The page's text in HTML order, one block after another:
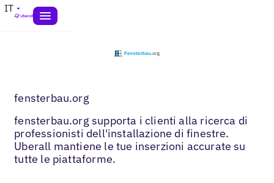
IT
fensterbau.org
fensterbau.org supporta i clienti alla ricerca di
professionisti dell'installazione di finestre.
Uberall mantiene le tue inserzioni accurate su
tutte le piattaforme.